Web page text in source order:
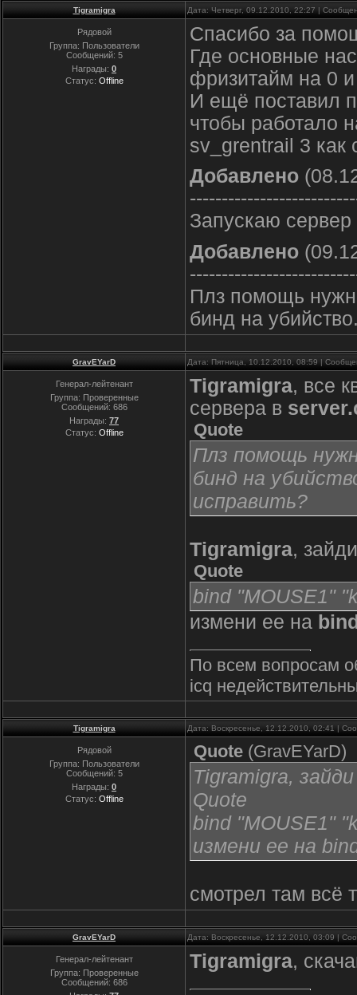
Tigramigra Дата: Четверг, 09.12.2010, 22:27 |
Рядовой
Группа: Пользователи
Сообщений: 5
Награды: 0
Статус: Offline
Спасибо за
Где основные
фризитайм на 0
И ещё поставил
чтобы работало
sv_grentrail 3 как
Добавлено
Запускаю сервер
Добавлено
Плз помощь
бинд на
GravEYarD Дата: Пятница, 10.12.2010, 08:59 |
Генерал-лейтенант
Группа: Проверенные
Сообщений: 686
Награды: 77
Статус: Offline
Tigramigra, все
сервера в
Quote
Плз помощь
бинд на
исправить?
Tigramigra,
Quote
bind "MOUSE1"
измени ее на
По всем вопросам
icq
Tigramigra Дата: Воскресенье, 12.12.2010, 02:41 |
Рядовой
Группа: Пользователи
Сообщений: 5
Награды: 0
Статус: Offline
Quote (GravEYarD)
Tigramigra,
Quote
bind "MOUSE1"
измени ее на
смотрел там всё
GravEYarD Дата: Воскресенье, 12.12.2010, 03:09 |
Генерал-лейтенант
Группа: Проверенные
Сообщений: 686
Tigramigra,